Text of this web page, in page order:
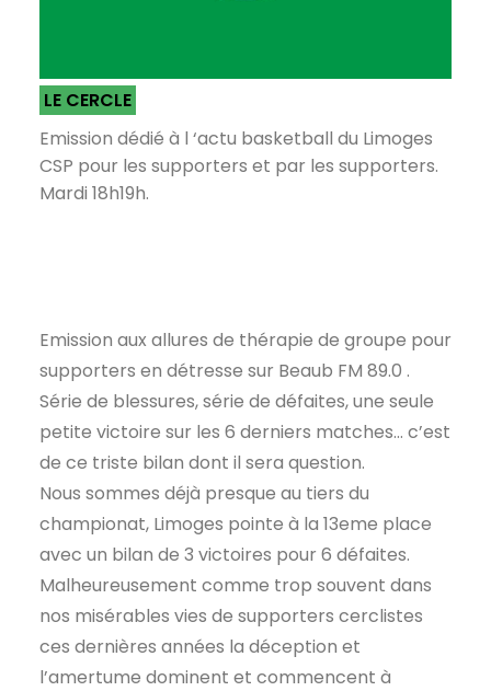
LE CERCLE
Emission dédié à l ‘actu basketball du Limoges
CSP pour les supporters et par les supporters.
Mardi 18h19h.
Emission aux allures de thérapie de groupe pour
supporters en détresse sur Beaub FM 89.0 .
Série de blessures, série de défaites, une seule
petite victoire sur les 6 derniers matches… c’est
de ce triste bilan dont il sera question.
Nous sommes déjà presque au tiers du
championat, Limoges pointe à la 13eme place
avec un bilan de 3 victoires pour 6 défaites.
Malheureusement comme trop souvent dans
nos misérables vies de supporters cerclistes
ces dernières années la déception et
l’amertume dominent et commencent à